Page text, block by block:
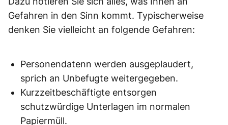
Gefahren in den Sinn kommt. Typischerweise
denken Sie vielleicht an folgende Gefahren:
Personendatenn werden ausgeplaudert,
sprich an Unbefugte weitergegeben.
Kurzzeitbeschäftigte entsorgen
schutzwürdige Unterlagen im normalen
Papiermüll.